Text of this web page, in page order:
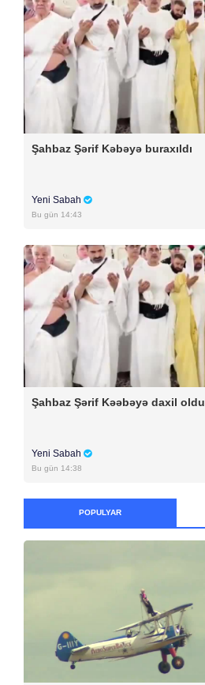
Şahbaz Şərif Kəbəyə buraxıldı
Yeni Sabah
Bu gün 14:43
Şahbaz Şərif Kəəbəyə daxil oldu
Yeni Sabah
Bu gün 14:38
POPULYAR